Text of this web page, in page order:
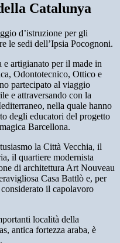
Catalunya
d’istruzione per gli
le sedi dell’Ipsia Pocognoni.
artigianato per il made in
Odontotecnico, Ottico e
partecipato al viaggio
e attraversando con la
nella quale hanno
degli educatori del progetto
Barcellona.
la Città Vecchia, il
il quartiere modernista
di architettura Art Nouveau
Casa Battlò e, per
il capolavoro
località della
antica fortezza araba, è